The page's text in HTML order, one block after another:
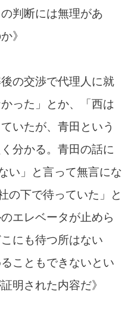
判断には無理があ
》
の交渉で代理人に就
った」とか、「西は
いたが、青田という
分かる。青田の話に
い」と言って無言にな
の下で待っていた」と
エレベータが止めら
にも待つ所はない
こともできないとい
明された内容だ》